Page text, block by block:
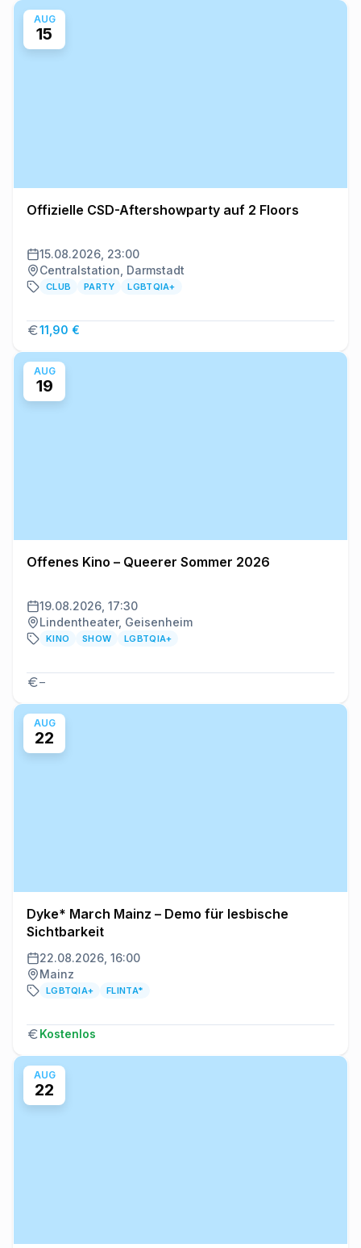
AUG
15
Offizielle CSD-Aftershowparty auf 2 Floors
15.08.2026, 23:00
Centralstation, Darmstadt
CLUB PARTY LGBTQIA+
11,90 €
AUG
19
Offenes Kino – Queerer Sommer 2026
19.08.2026, 17:30
Lindentheater, Geisenheim
KINO SHOW LGBTQIA+
–
AUG
22
Dyke* March Mainz – Demo für lesbische
Sichtbarkeit
22.08.2026, 16:00
Mainz
LGBTQIA+ FLINTA*
Kostenlos
AUG
22